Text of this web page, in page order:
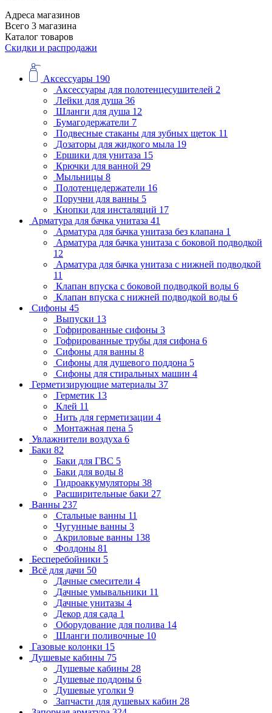
Адреса магазинов
Всего 3 магазина
Каталог товаров
Скидки и распродажи
Аксессуары 190
Аксессуары для полотенцесушителей 2
Лейки для душа 36
Шланги для душа 12
Бумагодержатели 7
Подвесные стаканы для зубных щеток 11
Дозаторы для жидкого мыла 19
Ершики для унитаза 15
Крючки для ванной 29
Мыльницы 8
Полотенцедержатели 16
Поручни для ванны 5
Кнопки для инсталяций 17
Арматура для бачка унитаза 41
Арматура для бачка унитаза без клапана 1
Арматура для бачка унитаза с боковой подводкой
12
Арматура для бачка унитаза с нижней подводкой
11
Клапан впуска с боковой подводкой воды 6
Клапан впуска с нижней подводкой воды 6
Сифоны 45
Выпуски 13
Гофрированные сифоны 3
Гофрированные трубы для сифона 6
Сифоны для ванны 8
Сифоны для душевого поддона 5
Сифоны для стиральных машин 4
Герметизирующие материалы 37
Герметик 13
Клей 11
Нить для герметизации 4
Монтажная пена 5
Увлажнители воздуха 6
Баки 82
Баки для ГВС 5
Баки для воды 8
Гидроаккумуляторы 38
Расширительные баки 27
Ванны 237
Стальные ванны 11
Чугунные ванны 3
Акриловые ванны 138
Фолдоны 81
Бесперебойники 5
Всё для дачи 50
Дачные смесители 4
Дачные умывальники 11
Дачные унитазы 4
Декор для сада 1
Оборудование для полива 14
Шланги поливочные 10
Газовые колонки 15
Душевые кабины 75
Душевые кабины 28
Душевые поддоны 6
Душевые уголки 9
Запчасти для душевых кабин 28